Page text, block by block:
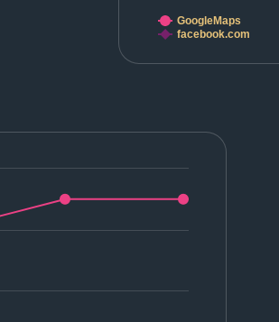
GoogleMaps
facebook.com